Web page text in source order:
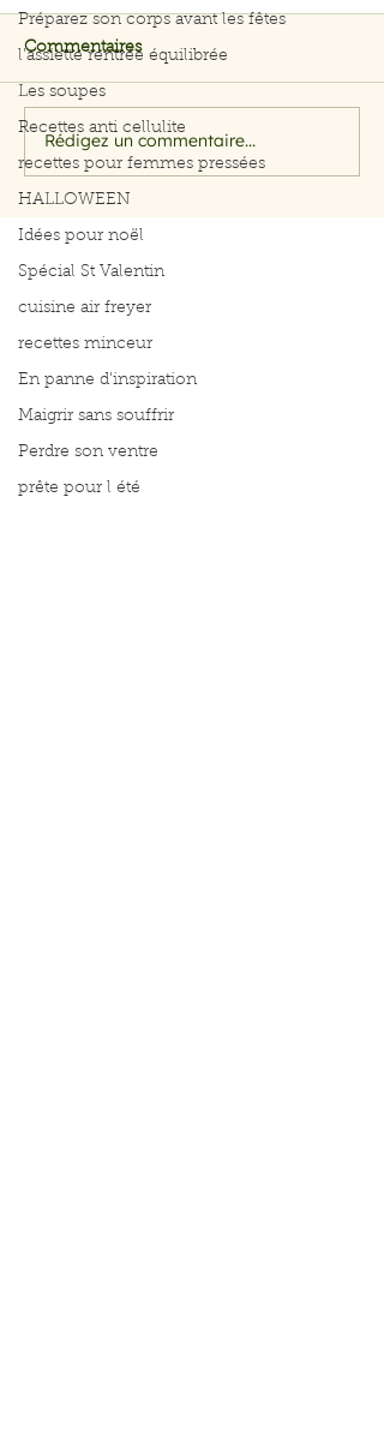
Préparez son corps avant les fêtes
l'assiette rentrée équilibrée
Les soupes
Recettes anti cellulite
recettes pour femmes pressées
HALLOWEEN
Idées pour noël
Spécial St Valentin
cuisine air freyer
recettes minceur
En panne d'inspiration
Maigrir sans souffrir
Perdre son ventre
prête pour l été
Filet de saumon aux
herbes et citron
Commentaires
Rédigez un commentaire...